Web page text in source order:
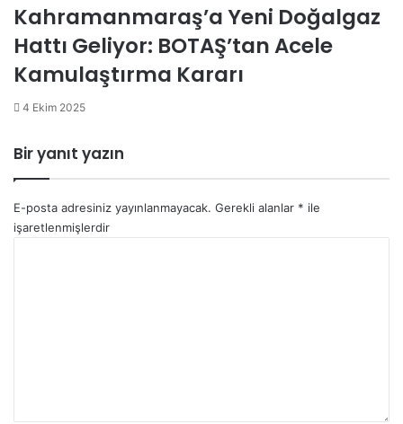
Kahramanmaraş’a Yeni Doğalgaz
Hattı Geliyor: BOTAŞ’tan Acele
Kamulaştırma Kararı
4 Ekim 2025
Bir yanıt yazın
E-posta adresiniz yayınlanmayacak. Gerekli alanlar * ile
işaretlenmişlerdir